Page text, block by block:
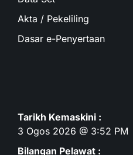
Akta / Pekeliling
Dasar e-Penyertaan
Tarikh Kemaskini :
3 Ogos 2026 @ 3:52 PM
Bilangan Pelawat :